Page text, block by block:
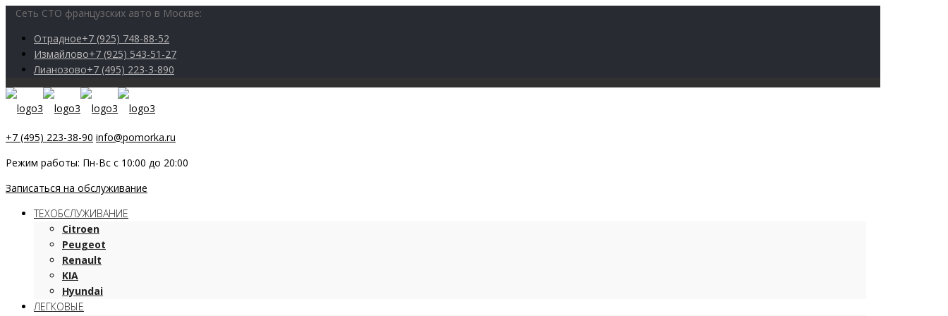
Сеть СТО французских авто в Москве:
Отрадное+7 (925) 748-88-52
Измайлово+7 (925) 543-51-27
Лианозово+7 (495) 223-3-890
+7 (495) 223-38-90 info@pomorka.ru
Режим работы: Пн-Вс с 10:00 до 20:00
Записаться на обслуживание
ТЕХОБСЛУЖИВАНИЕ
Citroen
Peugeot
Renault
KIA
Hyundai
ЛЕГКОВЫЕ